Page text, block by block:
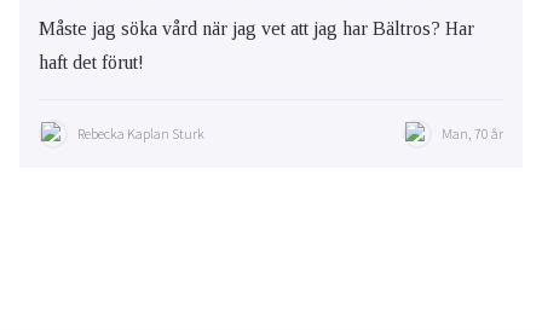
Måste jag söka vård när jag vet att jag har Bältros? Har
haft det förut!
Rebecka Kaplan Sturk Man, 70 år